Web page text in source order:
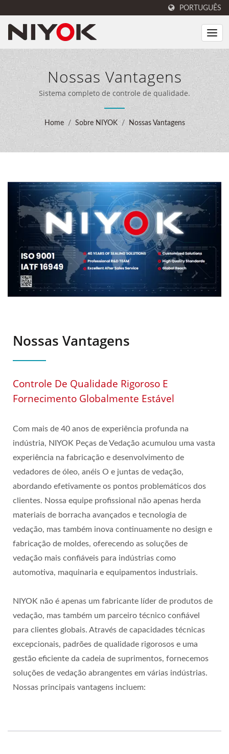
PORTUGUÊS
Nossas Vantagens
Sistema completo de controle de qualidade.
Home / Sobre NIYOK / Nossas Vantagens
Nossas Vantagens
Controle De Qualidade Rigoroso E
Fornecimento Globalmente Estável
Com mais de 40 anos de experiência profunda na
indústria, NIYOK Peças de Vedação acumulou uma vasta
experiência na fabricação e desenvolvimento de
vedadores de óleo, anéis O e juntas de vedação,
abordando efetivamente os pontos problemáticos dos
clientes. Nossa equipe profissional não apenas herda
materiais de borracha avançados e tecnologia de
vedação, mas também inova continuamente no design e
fabricação de moldes, oferecendo as soluções de
vedação mais confiáveis para indústrias como
automotiva, maquinaria e equipamentos industriais.
NIYOK não é apenas um fabricante líder de produtos de
vedação, mas também um parceiro técnico confiável
para clientes globais. Através de capacidades técnicas
excepcionais, padrões de qualidade rigorosos e uma
gestão eficiente da cadeia de suprimentos, fornecemos
soluções de vedação abrangentes em várias indústrias.
Nossas principais vantagens incluem: